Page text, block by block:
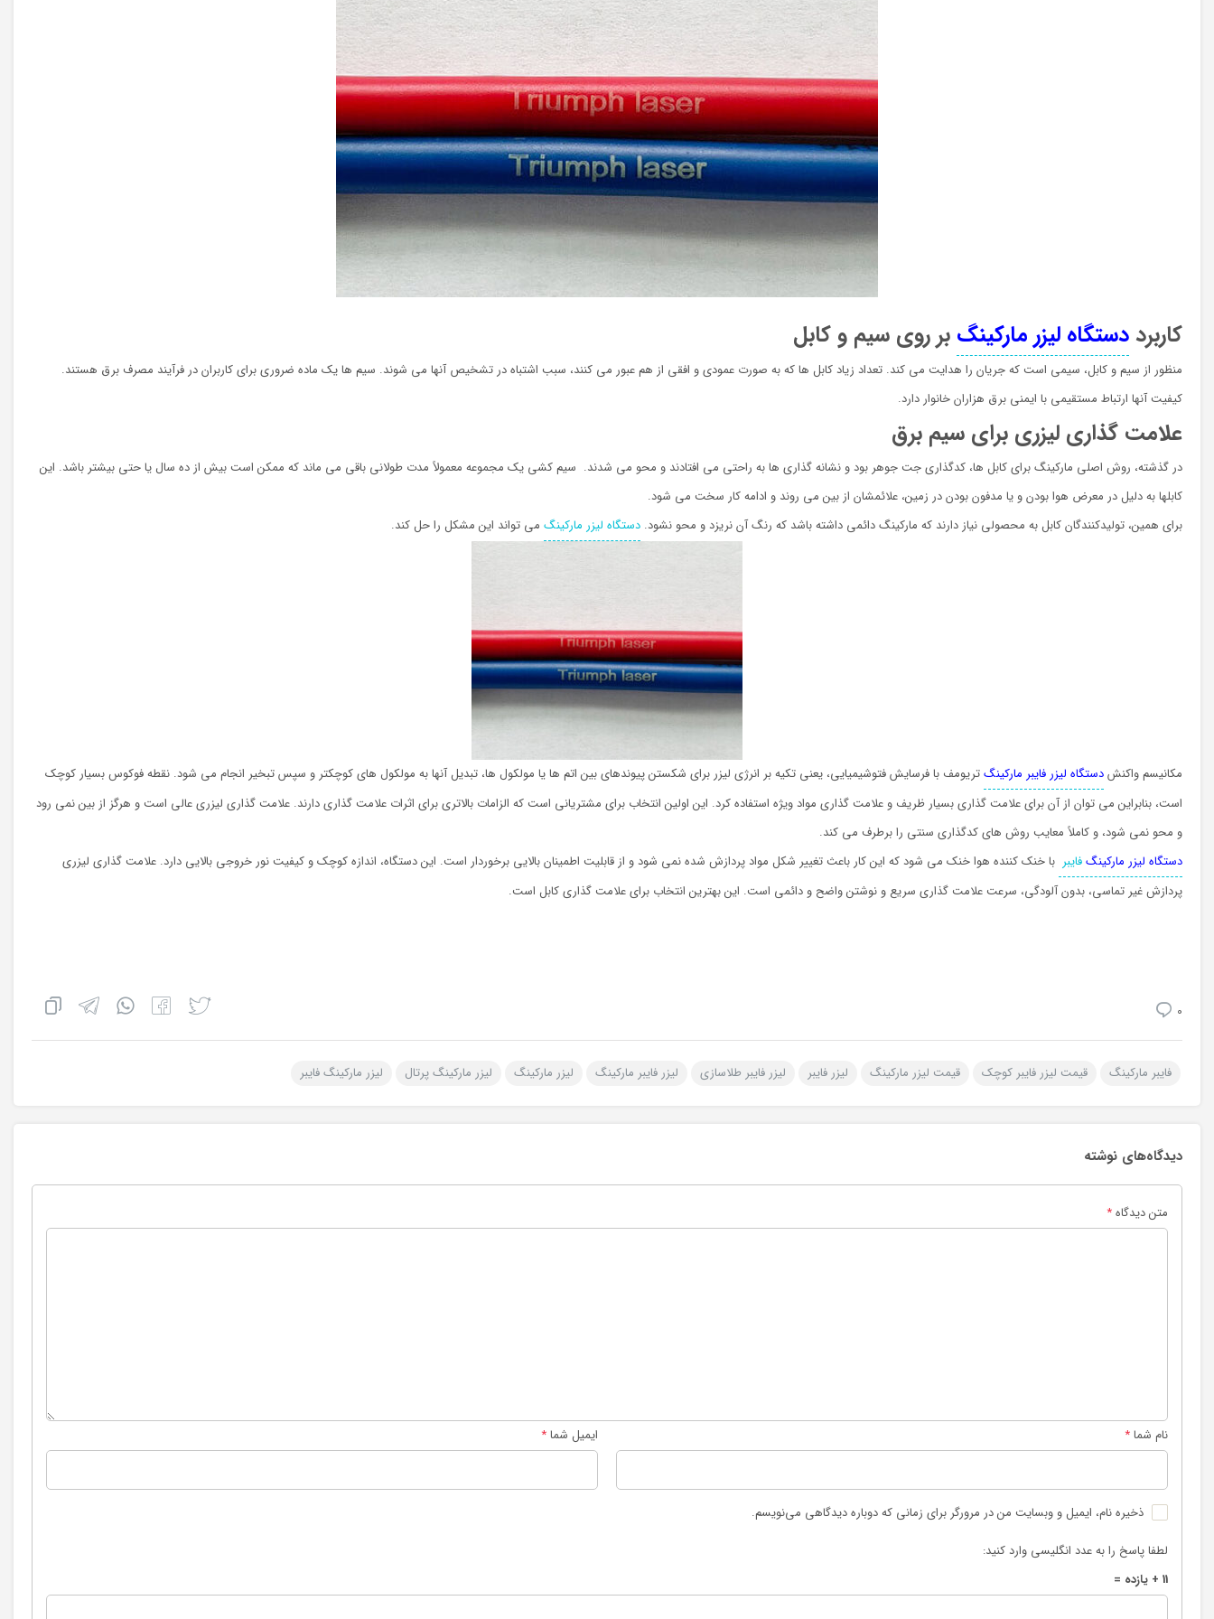
کاربرد دستگاه لیزر مارکینگ بر روی سیم و کابل
منظور از سیم و کابل، سیمی است که جریان را هدایت می کند. تعداد زیاد کابل ها که به صورت عمودی و افقی از هم عبور می کنند، سبب اشتباه در تشخیص آنها می شوند. سیم ها یک ماده ضروری برای کاربران در فرآیند مصرف برق هستند.
کیفیت آنها ارتباط مستقیمی با ایمنی برق هزاران خانوار دارد.
علامت گذاری لیزری برای سیم برق
در گذشته، روش اصلی مارکینگ برای کابل ها، کدگذاری جت جوهر بود و نشانه گذاری ها به راحتی می افتادند و محو می شدند. سیم کشی یک مجموعه معمولاً مدت طولانی باقی می ماند که ممکن است بیش از ده سال یا حتی بیشتر باشد. این
کابلها به دلیل در معرض هوا بودن و یا مدفون بودن در زمین، علائمشان از بین می روند و ادامه کار سخت می شود.
برای همین، تولیدکنندگان کابل به محصولی نیاز دارند که مارکینگ دائمی داشته باشد که رنگ آن نریزد و محو نشود. دستگاه لیزر مارکینگ می تواند این مشکل را حل کند.
مکانیسم واکنشدستگاه لیزر فايبر مارکینگتریومف با فرسایش فتوشیمیایی، یعنی تکیه بر انرژی لیزر برای شکستن پیوندهای بین اتم ها یا مولکول ها، تبدیل آنها به مولکول های کوچکتر و سپس تبخیر انجام می شود. نقطه فوکوس بسیار کوچک
است، بنابراین می توان از آن برای علامت گذاری بسیار ظریف و علامت گذاری مواد ویژه استفاده کرد. این اولین انتخاب برای مشتریانی است که الزامات بالاتری برای اثرات علامت گذاری دارند. علامت گذاری لیزری عالی است و هرگز از بین نمی رود
و محو نمی شود، و کاملاً معایب روش های کدگذاری سنتی را برطرف می کند.
دستگاه لیزر مارکینگفايبر با خنک کننده هوا خنک می شود که این کار باعث تغییر شکل مواد پردازش شده نمی شود و از قابلیت اطمینان بالایی برخوردار است. این دستگاه، اندازه کوچک و کیفیت نور خروجی بالایی دارد. علامت گذاری لیزری
پردازش غیر تماسی، بدون آلودگی، سرعت علامت گذاری سریع و نوشتن واضح و دائمی است. این بهترین انتخاب برای علامت گذاری کابل است.
0
فایبر مارکینگ قیمت لیزر فایبر کوچک قیمت لیزر مارکینگ لیزر فایبر لیزر فایبر طلاسازی لیزر فایبر مارکینگ لیزر مارکینگ لیزر مارکینگ پرتال لیزر مارکینگ فایبر
دیدگاه‌های نوشته
متن دیدگاه*
نام شما* ایمیل شما*
ذخیره نام، ایمیل و وبسایت من در مرورگر برای زمانی که دوباره دیدگاهی می‌نویسم.
لطفا پاسخ را به عدد انگلیسی وارد کنید:
11 + یازده =